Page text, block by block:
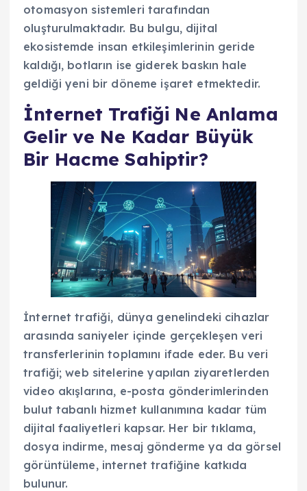
otomasyon sistemleri tarafından
oluşturulmaktadır. Bu bulgu, dijital
ekosistemde insan etkileşimlerinin geride
kaldığı, botların ise giderek baskın hale
geldiği yeni bir döneme işaret etmektedir.
İnternet Trafiği Ne Anlama
Gelir ve Ne Kadar Büyük
Bir Hacme Sahiptir?
İnternet trafiği, dünya genelindeki cihazlar
arasında saniyeler içinde gerçekleşen veri
transferlerinin toplamını ifade eder. Bu veri
trafiği; web sitelerine yapılan ziyaretlerden
video akışlarına, e-posta gönderimlerinden
bulut tabanlı hizmet kullanımına kadar tüm
dijital faaliyetleri kapsar. Her bir tıklama,
dosya indirme, mesaj gönderme ya da görsel
görüntüleme, internet trafiğine katkıda
bulunur.